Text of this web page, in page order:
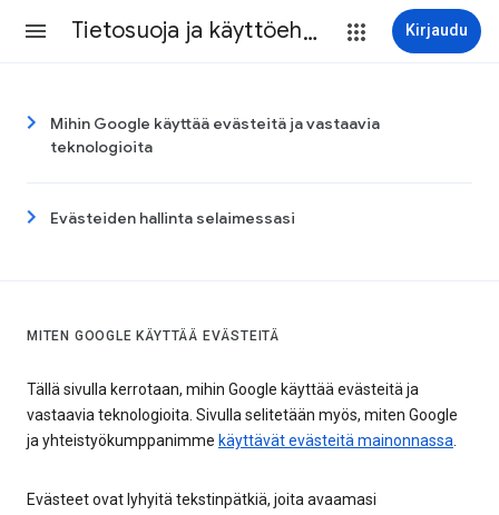
Tietosuoja ja käyttöehdot Kirjaudu
Mihin Google käyttää evästeitä ja vastaavia
teknologioita
Evästeiden hallinta selaimessasi
MITEN GOOGLE KÄYTTÄÄ EVÄSTEITÄ
Tällä sivulla kerrotaan, mihin Google käyttää evästeitä ja
vastaavia teknologioita. Sivulla selitetään myös, miten Google
ja yhteistyökumppanimme käyttävät evästeitä mainonnassa.
Evästeet ovat lyhyitä tekstinpätkiä, joita avaamasi